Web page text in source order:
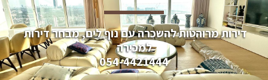
דירות מרוהטות להשכרה עם נוף לים, מבחר דירות
למכירה
054-4421444